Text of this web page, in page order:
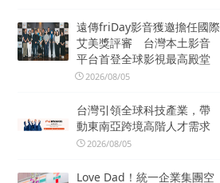
遠傳friDay影音獲邀擔任國際
艾美獎評審 台灣本土影音
平台首登全球影視最高殿堂
2026/08/05
台灣引領全球科技產業，帶
動東南亞跨境高階人才需求
2026/08/05
Love Dad！統一企業集團空